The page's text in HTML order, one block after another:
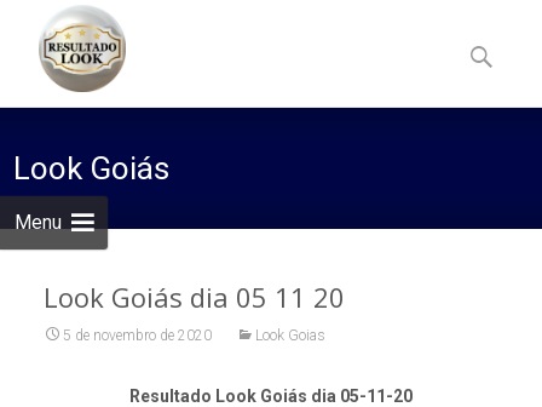
Menu
to
content
por:
Look Goiás
Look Goiás dia 05 11 20
5 de novembro de 2020 Look Goias
Resultado Look Goiás dia 05-11-20